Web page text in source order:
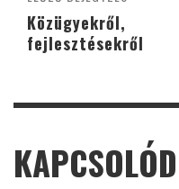
Közügyekről,
fejlesztésekről